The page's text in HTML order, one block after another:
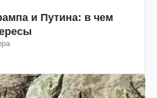
и Путина: в чем